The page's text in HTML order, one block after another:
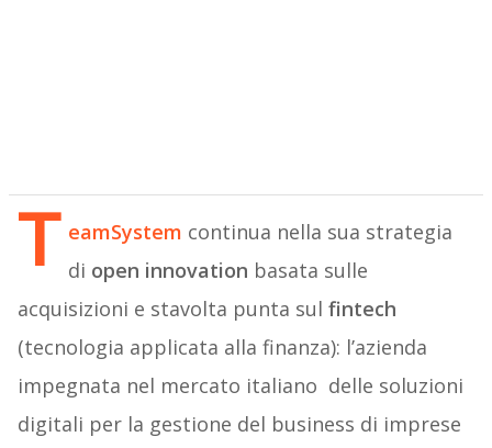
T eamSystem continua nella sua strategia
di open innovation basata sulle
acquisizioni e stavolta punta sul fintech
(tecnologia applicata alla finanza): l’azienda
impegnata nel mercato italiano delle soluzioni
digitali per la gestione del business di imprese